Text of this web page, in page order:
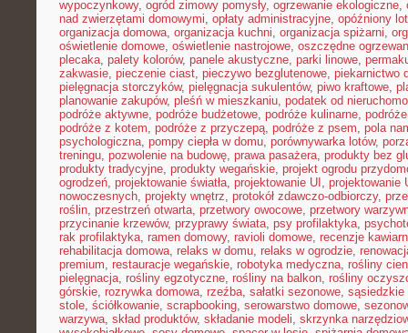
wypoczynkowy, ogród zimowy pomysły, ogrzewanie ekologiczne,
nad zwierzętami domowymi, opłaty administracyjne, opóźniony lot
organizacja domowa, organizacja kuchni, organizacja spiżarni,
oświetlenie domowe, oświetlenie nastrojowe, oszczędne
plecaka, palety kolorów, panele akustyczne, parki linowe,
zakwasie, pieczenie ciast, pieczywo bezglutenowe, piekarnictwo
pielęgnacja storczyków, pielęgnacja sukulentów, piwo kraftowe,
planowanie zakupów, pleśń w mieszkaniu, podatek od
podróże aktywne, podróże budżetowe, podróże kulinarne,
podróże z kotem, podróże z przyczepą, podróże z psem, pola
psychologiczna, pompy ciepła w domu, porównywarka lotów,
treningu, pozwolenie na budowę, prawa pasażera, produkty bez
produkty tradycyjne, produkty wegańskie, projekt ogrodu
ogrodzeń, projektowanie światła, projektowanie UI , projektowanie
nowoczesnych, projekty wnętrz, protokół zdawczo-odbiorczy,
roślin, przestrzeń otwarta, przetwory owocowe, przetwory
przycinanie krzewów, przyprawy świata, psy profilaktyka,
rak profilaktyka, ramen domowy, ravioli domowe, recenzje
rehabilitacja domowa, relaks w domu, relaks w ogrodzie,
premium, restauracje wegańskie, robotyka medyczna, rośliny
pielęgnacja, rośliny egzotyczne, rośliny na balkon, rośliny
górskie, rozrywka domowa, rzeźba, sałatki sezonowe, sąsiedzkie
stole, ściółkowanie, scrapbooking, serowarstwo domowe,
warzywa, skład produktów, składanie modeli, skrzynka